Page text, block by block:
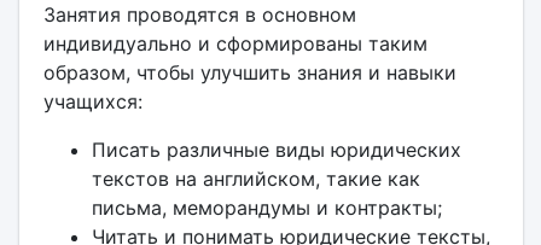
Занятия проводятся в основном
индивидуально и сформированы таким
образом, чтобы улучшить знания и навыки
учащихся:
Писать различные виды юридических
текстов на английском, такие как
письма, меморандумы и контракты;
Читать и понимать юридические тексты,